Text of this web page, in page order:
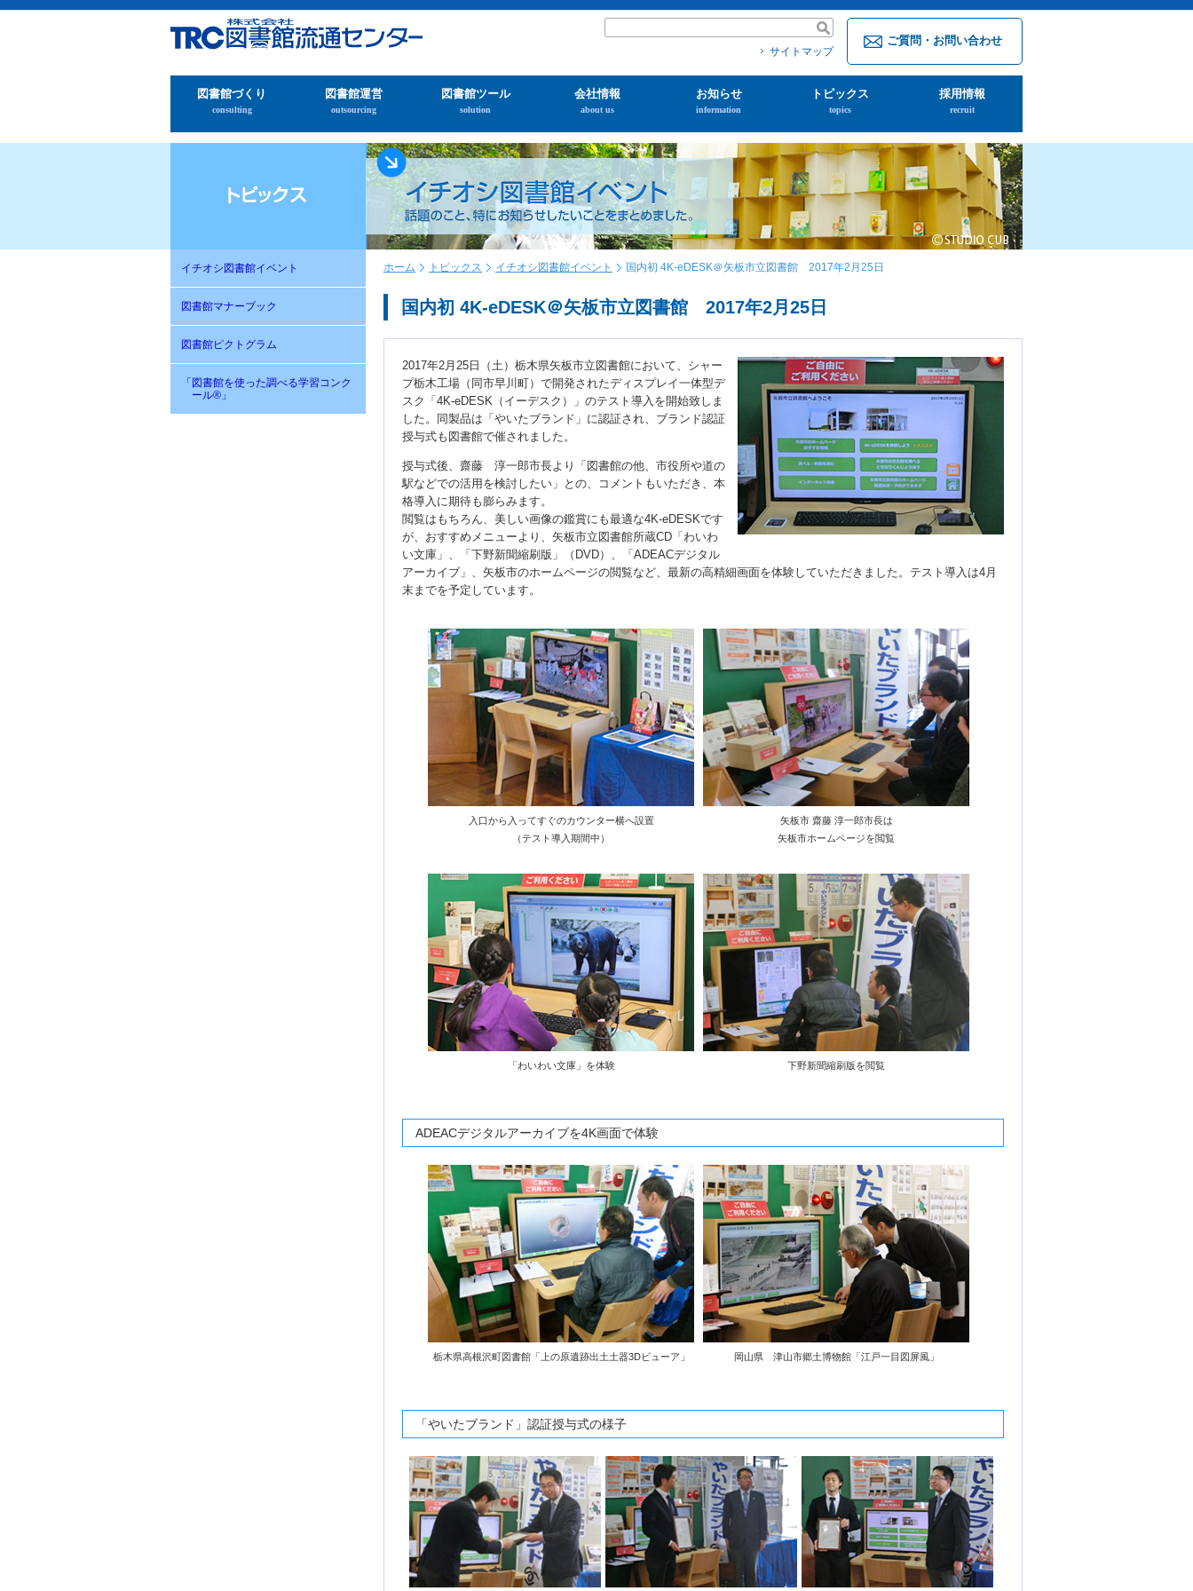
ご質問・お問い合わせ
サイトマップ
図書館づくり
consulting
図書館運営
outsourcing
図書館ツール
solution
会社情報
about us
お知らせ
information
トピックス
topics
採用情報
recruit
イチオシ図書館イベント
図書館マナーブック
図書館ピクトグラム
「図書館を使った調べる学習コンク
ール®」
ホーム トピックス イチオシ図書館イベント 国内初 4K-eDESK＠矢板市立図書館 2017年2月25日
国内初 4K-eDESK＠矢板市立図書館 2017年2月25日
2017年2月25日（土）栃木県矢板市立図書館において、シャー
プ栃木工場（同市早川町）で開発されたディスプレイ一体型デ
スク「4K-eDESK（イーデスク）」のテスト導入を開始致しま
した。同製品は「やいたブランド」に認証され、ブランド認証
授与式も図書館で催されました。
授与式後、齋藤 淳一郎市長より「図書館の他、市役所や道の
駅などでの活用を検討したい」との、コメントもいただき、本
格導入に期待も膨らみます。
閲覧はもちろん、美しい画像の鑑賞にも最適な4K-eDESKです
が、おすすめメニューより、矢板市立図書館所蔵CD「わいわ
い文庫」、「下野新聞縮刷版」（DVD）、「ADEACデジタル
アーカイブ」、矢板市のホームページの閲覧など、最新の高精細画面を体験していただきました。テスト導入は4月
末までを予定しています。
入口から入ってすぐのカウンター横へ設置
（テスト導入期間中）
矢板市 齋藤 淳一郎市長は
矢板市ホームページを閲覧
「わいわい文庫」を体験 下野新聞縮刷版を閲覧
ADEACデジタルアーカイブを4K画面で体験
栃木県高根沢町図書館「上の原遺跡出土土器3Dビューア」 岡山県 津山市郷土博物館「江戸一目図屏風」
「やいたブランド」認証授与式の様子